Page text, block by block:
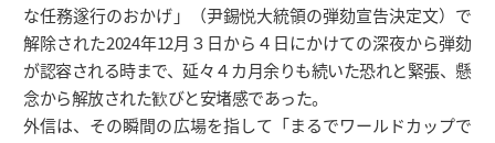
な任務遂行のおかげ」（尹錫悦大統領の弾劾宣告決定文）で
解除された2024年12月３日から４日にかけての深夜から弾劾
が認容される時まで、延々４カ月余りも続いた恐れと緊張、懸
念から解放された歓びと安堵感であった。
外信は、その瞬間の広場を指して「まるでワールドカップで